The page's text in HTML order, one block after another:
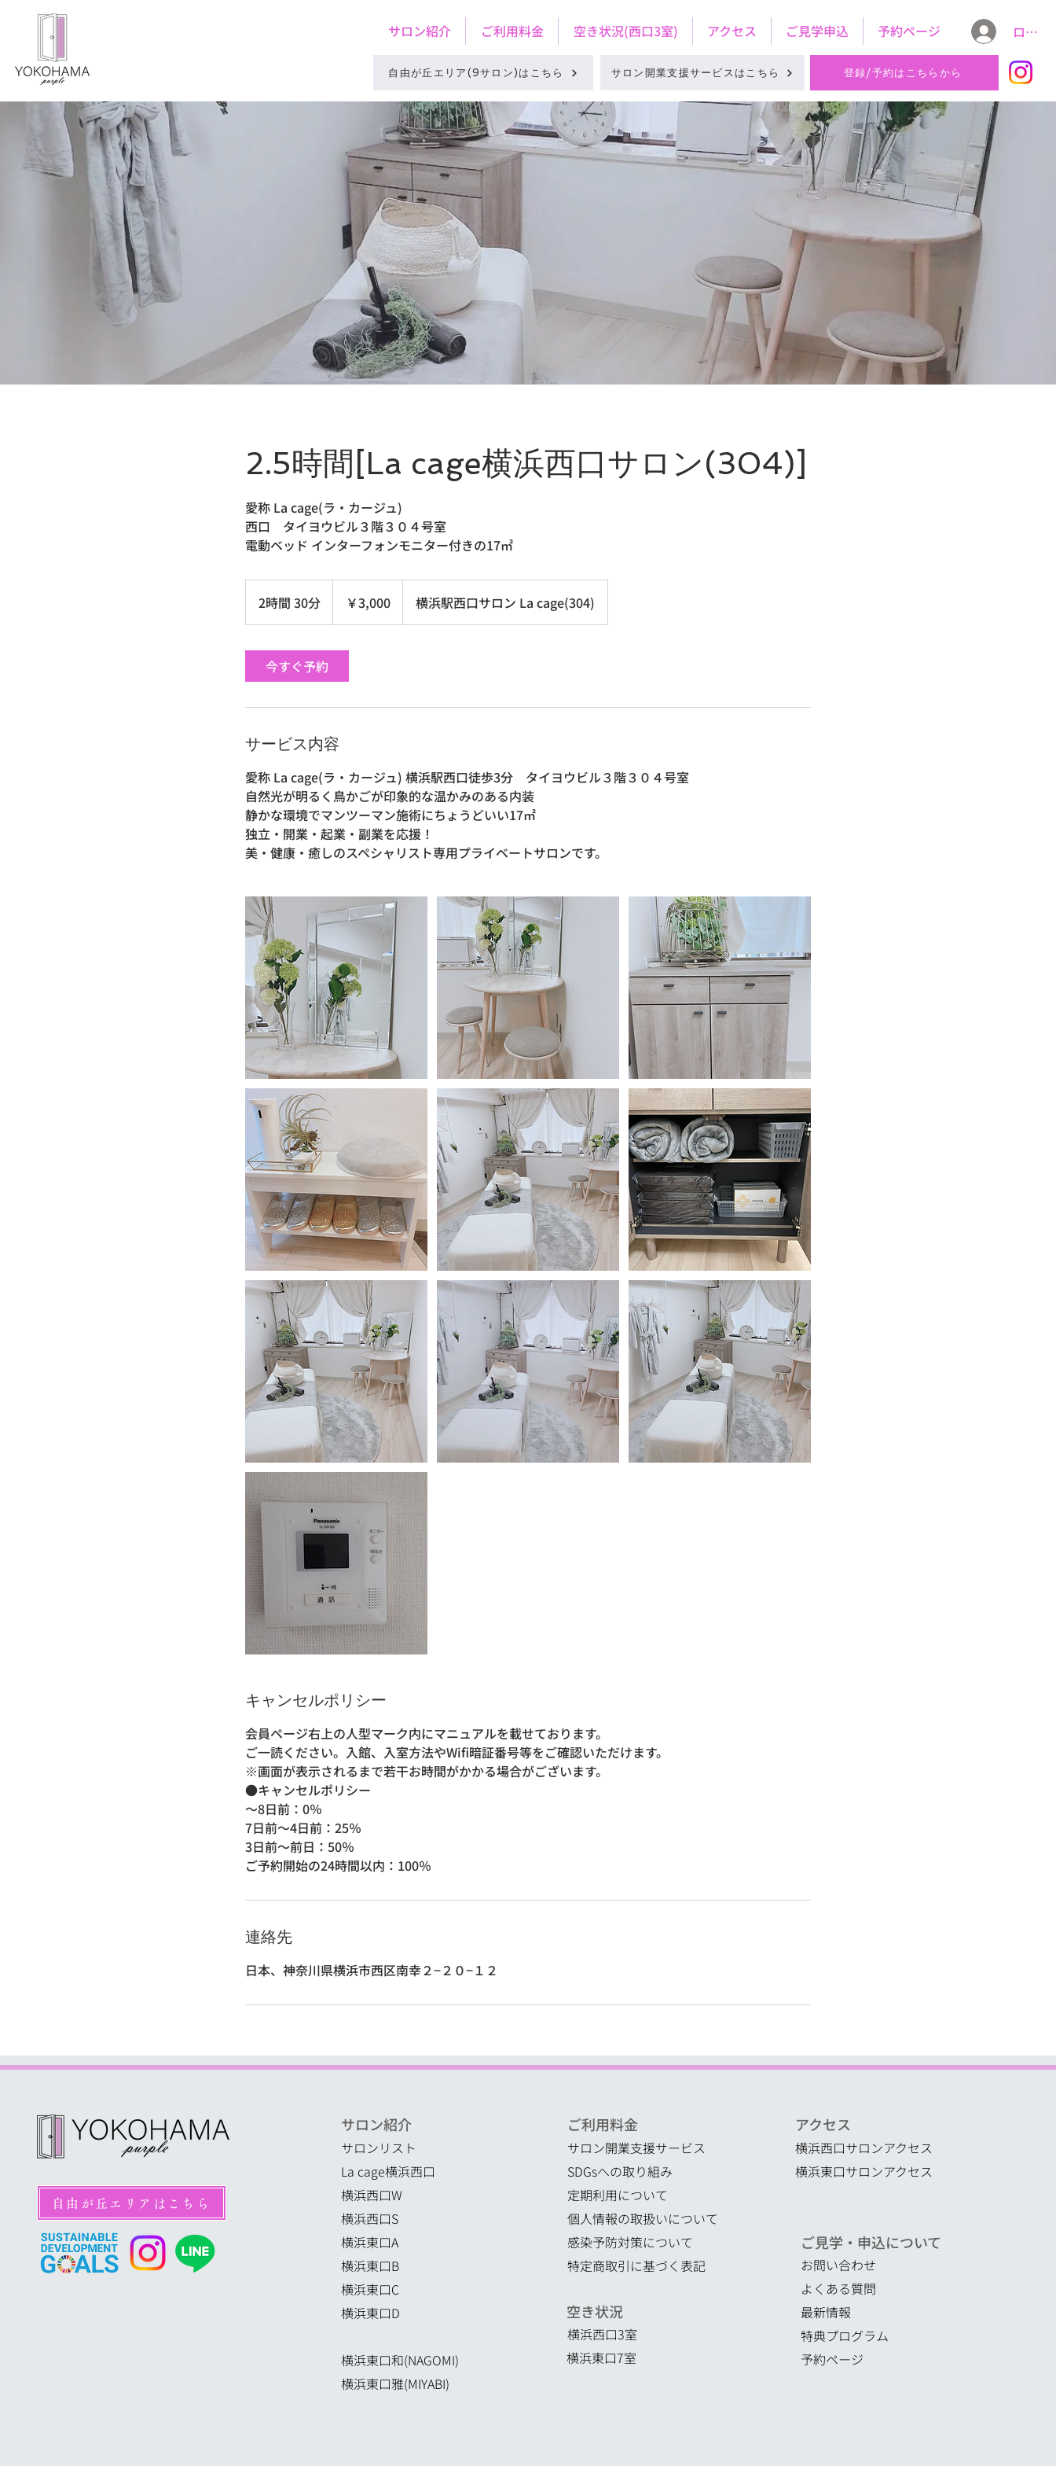
サロン紹介 ご利用料金 空き状況(西口3室) アクセス ご見学申込 予約ページ ログイ
自由が丘エリア(9サロン)はこちら サロン開業支援サービスはこちら 登録/予約はこちらから
2.5時間[La cage横浜西口サロン(304)]
愛称 La cage(ラ・カージュ)
西口 タイヨウビル３階３０４号室
電動ベッド インターフォンモニター付きの17㎡
2時間 30分
時
3
0
￥3,000 横浜駅西口サロン La cage(304)
今すぐ予約
サービス内容
愛称 La cage(ラ・カージュ) 横浜駅西口徒歩3分 タイヨウビル３階３０４号室
自然光が明るく鳥かごが印象的な温かみのある内装
静かな環境でマンツーマン施術にちょうどいい17㎡
独立・開業・起業・副業を応援！
美・健康・癒しのスペシャリスト専用プライベートサロンです。
キャンセルポリシー
会員ページ右上の人型マーク内にマニュアルを載せております。
ご一読ください。入館、入室方法やWifi暗証番号等をご確認いただけます。
※画面が表示されるまで若干お時間がかかる場合がございます。
●キャンセルポリシー
～8日前：0％
7日前～4日前：25％
3日前〜前日：50％
ご予約開始の24時間以内：100％
連絡先
日本、神奈川県横浜市西区南幸２−２０−１２
自由が丘エリアはこちら
サロン紹介
サロンリスト
La cage横浜西口
横浜西口W
横浜西口S
横浜東口A
横浜東口B
横浜東口C
横浜東口D
横浜東口和(NAGOMI)
横浜東口雅(MIYABI)
ご利用料金
サロン開業支援サービス
SDGsへの取り組み
定期利用について
個人情報の取扱いについて
感染予防対策について
特定商取引に基づく表記
空き状況
横浜西口3室
横浜東口7室
​アクセス
横浜西口サロンアクセス
横浜東口サロンアクセス
ご見学・申込について
お問い合わせ
よくある質問
​最新情報
特典プログラム
予約ページ